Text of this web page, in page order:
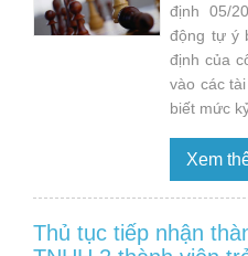
định 05/
động tự ý
định của
vào các
biết mức
Xem
Thủ tục tiếp nhận